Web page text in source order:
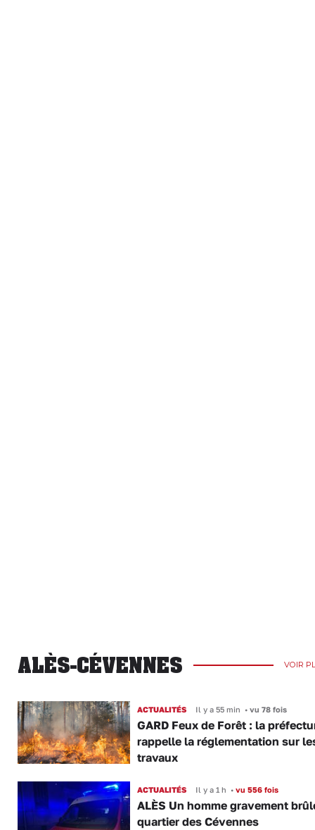
ALÈS-CÉVENNES VOIR
ACTUALITÉS Il y a 55 min •vu 78 fois
GARD Feux de Forêt : la
rappelle la réglementation sur
travaux
ACTUALITÉS Il y a 1 h •vu 556 fois
ALÈS Un homme gravement
quartier des Cévennes